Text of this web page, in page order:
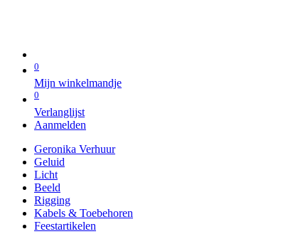
0
Mijn winkelmandje
0
Verlanglijst
Aanmelden
Geronika Verhuur
Geluid
Licht
Beeld
Rigging
Kabels & Toebehoren
Feestartikelen